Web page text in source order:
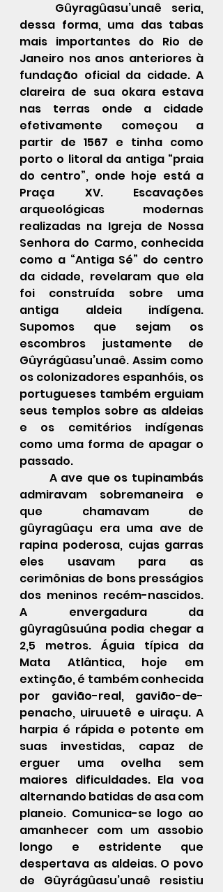
dessa forma, uma das tabas
mais importantes do Rio de
Janeiro nos anos anteriores à
fundação oficial da cidade. A
clareira de sua okara estava
nas terras onde a cidade
efetivamente começou a
partir de 1567 e tinha como
porto o litoral da antiga “praia
do centro”, onde hoje está a
Praça XV. Escavações
arqueológicas modernas
realizadas na Igreja de Nossa
Senhora do Carmo, conhecida
como a “Antiga Sé” do centro
da cidade, revelaram que ela
foi construída sobre uma
antiga aldeia indígena.
Supomos que sejam os
escombros justamente de
Gûyrágûasu’unaê. Assim como
os colonizadores espanhóis, os
portugueses também erguiam
seus templos sobre as aldeias
e os cemitérios indígenas
como uma forma de apagar o
passado.
admiravam sobremaneira e
que chamavam de
gûyragûaçu era uma ave de
rapina poderosa, cujas garras
eles usavam para as
cerimônias de bons presságios
dos meninos recém-nascidos.
A envergadura da
gûyragûsuúna podia chegar a
2,5 metros. Águia típica da
Mata Atlântica, hoje em
extinção, é também conhecida
por gavião-real, gavião-de-
penacho, uiruuetê e uiraçu. A
harpia é rápida e potente em
suas investidas, capaz de
erguer uma ovelha sem
maiores dificuldades. Ela voa
alternando batidas de asa com
planeio. Comunica-se logo ao
amanhecer com um assobio
longo e estridente que
despertava as aldeias. O povo
de Gûyrágûasu’unaê resistiu